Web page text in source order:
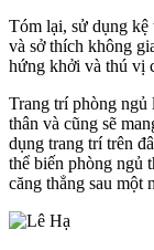
Tóm lại, sử dụng kệ
và sở thích không
hứng khởi và thú vị
Trang trí phòng ngủ
thân và cũng sẽ
dụng trang trí trên
thể biến phòng ngủ
căng thẳng sau một